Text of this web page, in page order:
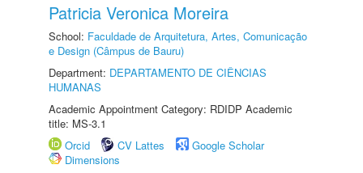
Patricia Veronica Moreira
School: Faculdade de Arquitetura, Artes, Comunicação
e Design (Câmpus de Bauru)
Department: DEPARTAMENTO DE CIÊNCIAS
HUMANAS
Academic Appointment Category: RDIDP Academic
title: MS-3.1
Orcid
CV Lattes
Google Scholar
Dimensions